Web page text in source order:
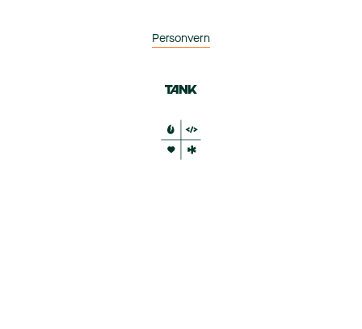
Personvern